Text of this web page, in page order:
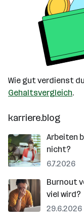
Wie gut verdienst
Gehaltsvergleich.
karriere.blog
Arbeiten
nicht?
6.7.2026
Burnout
viel wird?
29.6.2026